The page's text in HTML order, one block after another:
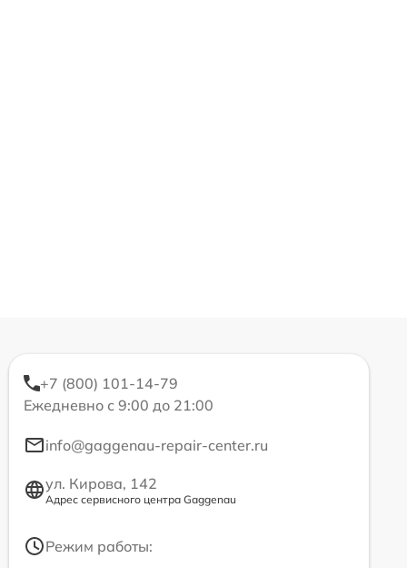
+7 (800) 101-14-79
Ежедневно с 9:00 до 21:00
info@gaggenau-repair-center.ru
ул. Кирова, 142
Адрес сервисного центра Gaggenau
Режим работы: